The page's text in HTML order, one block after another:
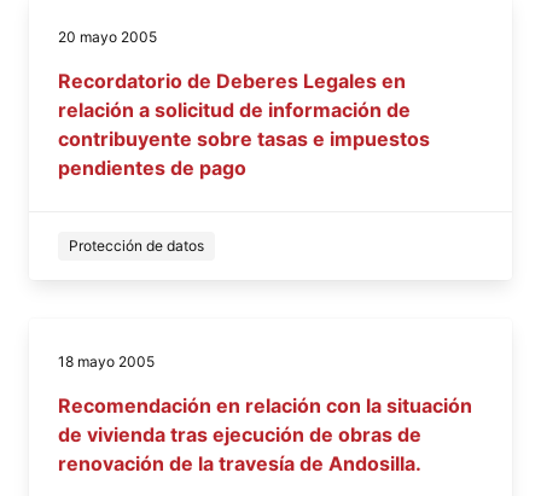
20 mayo 2005
Recordatorio de Deberes Legales en
relación a solicitud de información de
contribuyente sobre tasas e impuestos
pendientes de pago
Protección de datos
18 mayo 2005
Recomendación en relación con la situación
de vivienda tras ejecución de obras de
renovación de la travesía de Andosilla.